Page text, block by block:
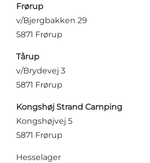
Frørup
v/Bjergbakken 29
5871 Frørup
Tårup
v/Brydevej 3
5871 Frørup
Kongshøj Strand Camping
Kongshøjvej 5
5871 Frørup
Hesselager